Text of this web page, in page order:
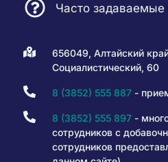
Часто
656049, Алтайский
Социалистический, 60
8 (3852) 555 887-
8 (3852) 555 897-
сотрудников с
сотрудников